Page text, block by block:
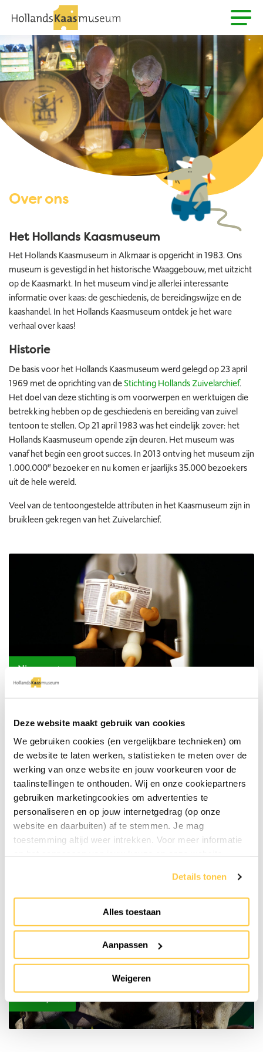
Deze website maakt gebruik van cookies
We gebruiken cookies (en vergelijkbare technieken) om
de website te laten werken, statistieken te meten over de
werking van onze website en jouw voorkeuren voor de
taalinstellingen te onthouden. Wij en onze cookiepartners
gebruiken marketingcookies om advertenties te
personaliseren en op jouw internetgedrag (op onze
website en daarbuiten) af te stemmen. Je mag
toestemming altijd weer intrekken. Voor meer informatie
Details tonen
Alles toestaan
Aanpassen
Weigeren
Over ons
Het Hollands Kaasmuseum
Het Hollands Kaasmuseum in Alkmaar is opgericht in 1983. Ons
museum is gevestigd in het historische Waaggebouw, met uitzicht
op de Kaasmarkt. In het museum vind je allerlei interessante
informatie over kaas: de geschiedenis, de bereidingswijze en de
kaashandel. In het Hollands Kaasmuseum ontdek je het ware
verhaal over kaas!
Historie
De basis voor het Hollands Kaasmuseum werd gelegd op 23 april
1969 met de oprichting van deStichting Hollands Zuivelarchief.
Het doel van deze stichting is om voorwerpen en werktuigen die
betrekking hebben op de geschiedenis en bereiding van zuivel
tentoon te stellen. Op 21 april 1983 was het eindelijk zover: het
Hollands Kaasmuseum opende zijn deuren. Het museum was
vanaf het begin een groot succes. In 2013 ontving het museum zijn
1.000.000e bezoeker en nu komen er jaarlijks 35.000 bezoekers
uit de hele wereld.
Veel van de tentoongestelde attributen in het Kaasmuseum zijn in
bruikleen gekregen van het Zuivelarchief.
Nieuws